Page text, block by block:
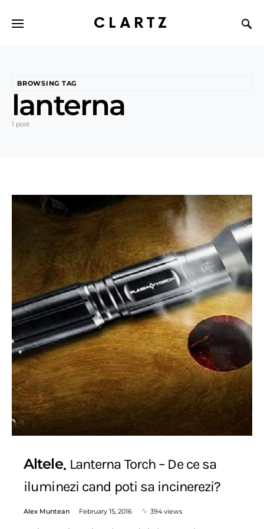
CLARTZ
BROWSING TAG
lanterna
1 post
Altele Lanterna Torch – De ce sa
iluminezi cand poti sa incinerezi?
Alex Muntean February 15, 2016 394 views